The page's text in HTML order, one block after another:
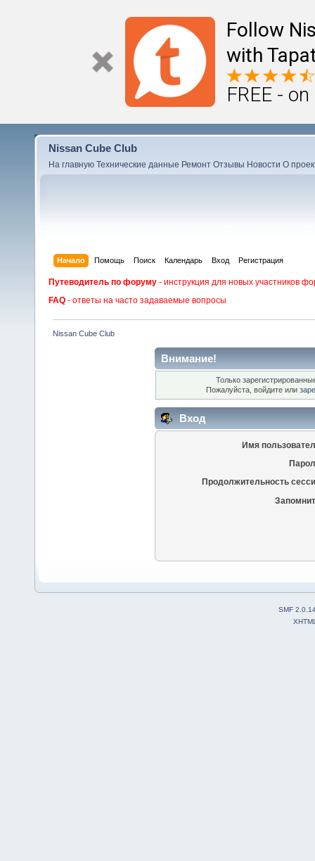
Follow
with
FREE -
Nissan Cube Club
На главную Технические данные Ремонт Отзывы Новости О
Начало Помощь Поиск Календарь Вход Регистрация
Путеводитель по форуму - инструкция для новых участников
FAQ - ответы на часто задаваемые вопросы
Nissan Cube Club
Внимание!
Только
Пожалуйста, войдите или
Вход
Имя
Продолжительность
SMF